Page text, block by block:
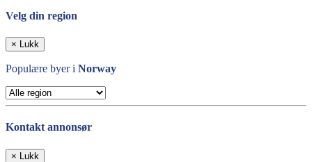
Velg din region
× Lukk
Populære byer i Norway
Kontakt annonsør
× Lukk